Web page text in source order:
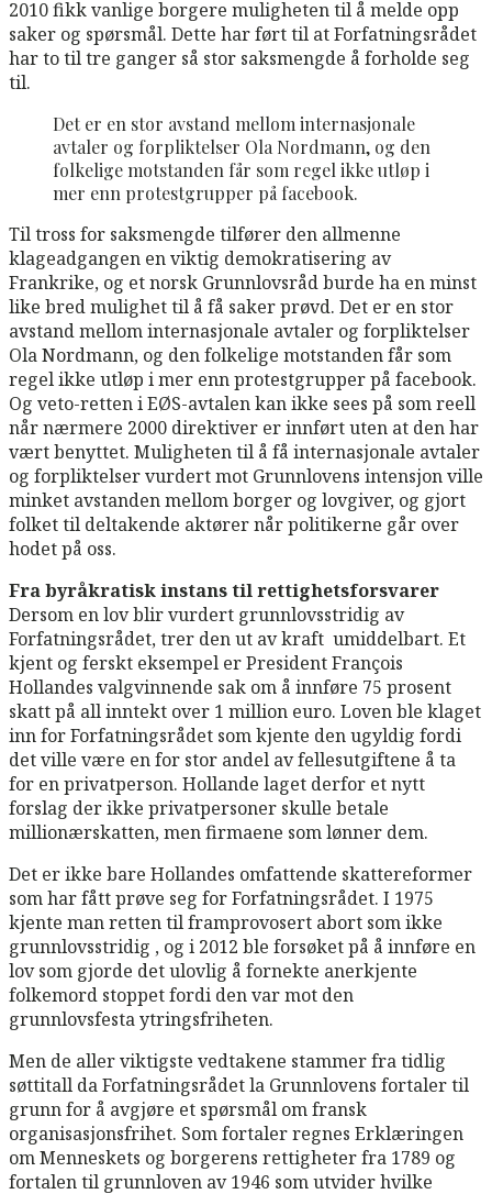
2010 fikk vanlige borgere muligheten til å melde opp
saker og spørsmål. Dette har ført til at Forfatningsrådet
har to til tre ganger så stor saksmengde å forholde seg
til.
Det er en stor avstand mellom internasjonale
avtaler og forpliktelser Ola Nordmann, og den
folkelige motstanden får som regel ikke utløp i
mer enn protestgrupper på facebook.
Til tross for saksmengde tilfører den allmenne
klageadgangen en viktig demokratisering av
Frankrike, og et norsk Grunnlovsråd burde ha en minst
like bred mulighet til å få saker prøvd. Det er en stor
avstand mellom internasjonale avtaler og forpliktelser
Ola Nordmann, og den folkelige motstanden får som
regel ikke utløp i mer enn protestgrupper på facebook.
Og veto-retten i EØS-avtalen kan ikke sees på som reell
når nærmere 2000 direktiver er innført uten at den har
vært benyttet. Muligheten til å få internasjonale avtaler
og forpliktelser vurdert mot Grunnlovens intensjon ville
minket avstanden mellom borger og lovgiver, og gjort
folket til deltakende aktører når politikerne går over
hodet på oss.
Fra byråkratisk instans til rettighetsforsvarer
Dersom en lov blir vurdert grunnlovsstridig av
Forfatningsrådet, trer den ut av kraft umiddelbart. Et
kjent og ferskt eksempel er President François
Hollandes valgvinnende sak om å innføre 75 prosent
skatt på all inntekt over 1 million euro. Loven ble klaget
inn for Forfatningsrådet som kjente den ugyldig fordi
det ville være en for stor andel av fellesutgiftene å ta
for en privatperson. Hollande laget derfor et nytt
forslag der ikke privatpersoner skulle betale
millionærskatten, men firmaene som lønner dem.
Det er ikke bare Hollandes omfattende skattereformer
som har fått prøve seg for Forfatningsrådet. I 1975
kjente man retten til framprovosert abort som ikke
grunnlovsstridig , og i 2012 ble forsøket på å innføre en
lov som gjorde det ulovlig å fornekte anerkjente
folkemord stoppet fordi den var mot den
grunnlovsfesta ytringsfriheten.
Men de aller viktigste vedtakene stammer fra tidlig
søttitall da Forfatningsrådet la Grunnlovens fortaler til
grunn for å avgjøre et spørsmål om fransk
organisasjonsfrihet. Som fortaler regnes Erklæringen
om Menneskets og borgerens rettigheter fra 1789 og
fortalen til grunnloven av 1946 som utvider hvilke